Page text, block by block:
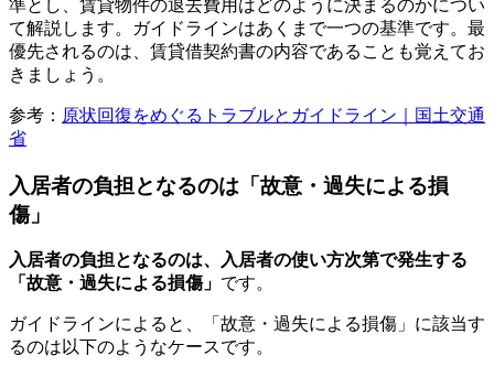
準とし、賃貸物件の退去費用はどのように決まるのかについ
て解説します。ガイドラインはあくまで一つの基準です。最
優先されるのは、賃貸借契約書の内容であることも覚えてお
きましょう。
参考： 原状回復をめぐるトラブルとガイドライン｜国土交通
省
入居者の負担となるのは「故意・過失による損
傷」
入居者の負担となるのは、入居者の使い方次第で発生する
「故意・過失による損傷」 です。
ガイドラインによると、「故意・過失による損傷」に該当す
るのは以下のようなケースです。